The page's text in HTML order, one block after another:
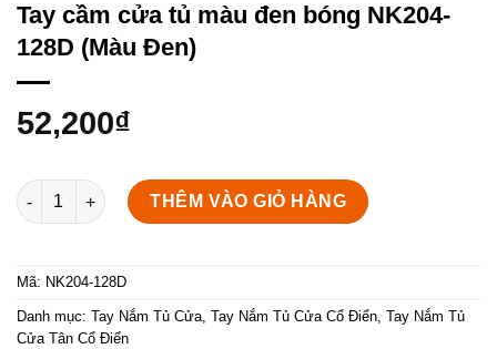
Tay cầm cửa tủ màu đen bóng NK204-
128D (Màu Đen)
52,200₫
Tay cầm cửa tủ màu đen bóng NK204-128D (Màu Đen) số lượng
THÊM VÀO GIỎ HÀNG
Mã: NK204-128D
Danh mục: Tay Nắm Tủ Cửa, Tay Nắm Tủ Cửa Cổ Điển, Tay Nắm Tủ
Cửa Tân Cổ Điển